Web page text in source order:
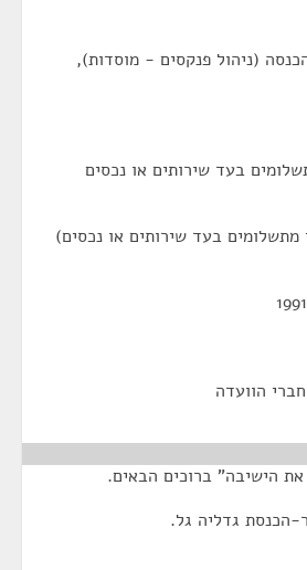
(ניהול פנקסים - מוסדות),
בעד שירותים או נכסים
מתשלומים בעד שירותים או נכסים)
הוועדה
הישיבה" ברוכים הבאים.
הכנסת גדליה גל.